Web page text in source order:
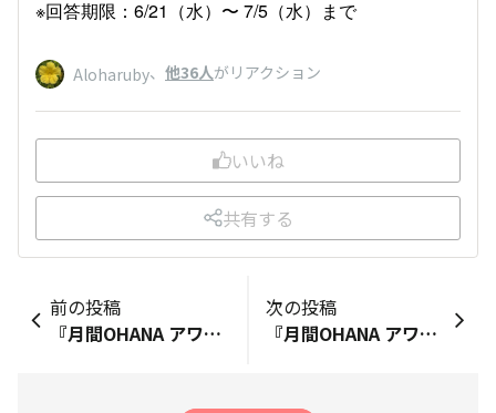
※回答期限：6/21（水）〜 7/5（水）まで
Aloharuby、 他36人がリアクション
いいね
共有する
前の投稿
『月間OHANA アワード』2023年5月の受賞者の発表！
次の投稿
『月間OHANA アワード』2023年6月の受賞者の発表！